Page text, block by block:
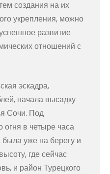
создания на их
укрепления, можно
развитие
отношений с
эскадра,
начала высадку
Сочи. Под
огня в четыре часа
была уже на берегу и
где сейчас
и район Турецкого